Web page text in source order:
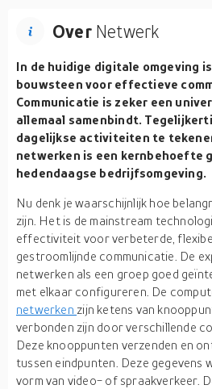
OverNetwerk
In de huidige digitale omgeving
bouwsteen voor effectieve
Communicatie is zeker een
allemaal samenbindt.
dagelijkse activiteiten te
netwerken is een kernbehoefte
hedendaagse bedrijfsomgeving.
Nu denk je waarschijnlijk hoe
zijn. Het is de mainstream
effectiviteit voor verbeterde,
gestroomlijnde communicatie. De
netwerken als een groep goed
met elkaar configureren. De
netwerken zijn ketens van
verbonden zijn door verschillende
Deze knooppunten verzenden en
tussen eindpunten. Deze gegevens
vorm van video- of spraakverkeer.